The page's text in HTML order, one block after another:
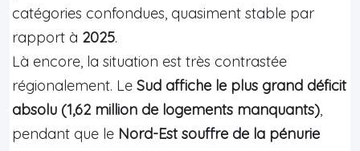
catégories confondues, quasiment stable par
rapport à 2025.
Là encore, la situation est très contrastée
régionalement. Le Sud affiche le plus grand déficit
absolu (1,62 million de logements manquants),
pendant que le Nord-Est souffre de la pénurie